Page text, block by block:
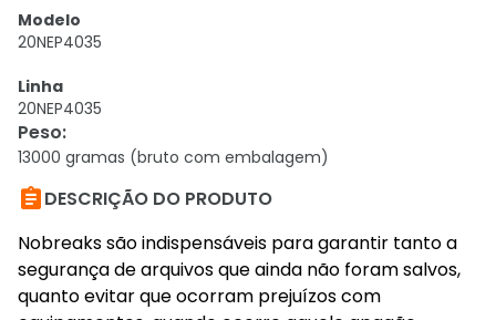
Modelo
20NEP4035
Linha
20NEP4035
Peso:
13000 gramas (bruto com embalagem)
DESCRIÇÃO DO PRODUTO
Nobreaks são indispensáveis para garantir tanto a
segurança de arquivos que ainda não foram salvos,
quanto evitar que ocorram prejuízos com